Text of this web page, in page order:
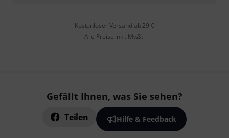
Kostenloser Versand ab 29 €
Alle Preise inkl. MwSt.
Gefällt Ihnen, was Sie sehen?
Teilen Hilfe & Feedback